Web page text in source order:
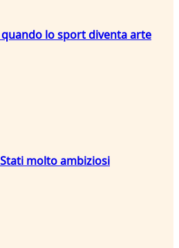
lo sport diventa arte
molto ambiziosi